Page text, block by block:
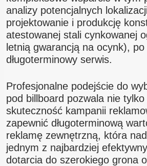
analizy potencjalnych
projektowanie i produkcję
atestowanej stali cynkowanej
letnią gwarancją na ocynk),
długoterminowy serwis.
Profesjonalne podejście do
pod billboard pozwala nie
skuteczność kampanii
zapewnić długoterminową
reklamę zewnętrzną, która
jednym z najbardziej
dotarcia do szerokiego grona